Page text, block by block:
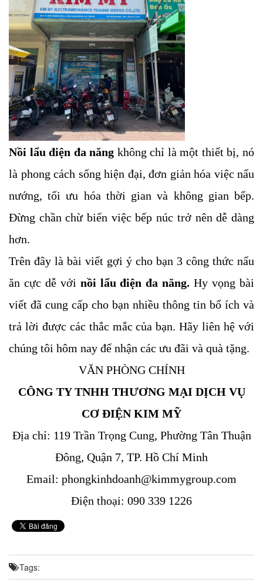
Nồi lẩu điện đa năng không chỉ là một thiết bị, nó
là phong cách sống hiện đại, đơn giản hóa việc nấu
nướng, tối ưu hóa thời gian và không gian bếp.
Đừng chần chừ biến việc bếp núc trở nên dễ dàng
hơn.
Trên đây là bài viết gợi ý cho bạn 3 công thức nấu
ăn cực dễ với nồi lẩu điện đa năng.Hy vọng bài
viết đã cung cấp cho bạn nhiều thông tin bổ ích và
trả lời được các thắc mắc của bạn. Hãy liên hệ với
chúng tôi hôm nay để nhận các ưu đãi và quà tặng.
VĂN PHÒNG CHÍNH
CÔNG TY TNHH THƯƠNG MẠI DỊCH VỤ
CƠ ĐIỆN KIM MỸ
Địa chỉ: 119 Trần Trọng Cung, Phường Tân Thuận
Đông, Quận 7, TP. Hồ Chí Minh
Email: phongkinhdoanh@kimmygroup.com
Điện thoại: 090 339 1226
Tags: